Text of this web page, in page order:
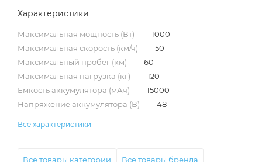
Характеристики
Максимальная мощность (Вт) — 1000
Максимальная скорость (км/ч) — 50
Максимальный пробег (км) — 60
Максимальная нагрузка (кг) — 120
Емкость аккумулятора (мАч) — 15000
Напряжение аккумулятора (В) — 48
Все характеристики
Все товары категории Все товары бренда